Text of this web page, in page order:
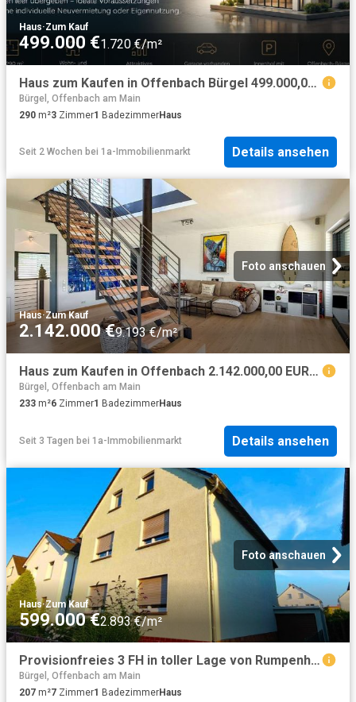
Haus·Zum Kauf
499.000 €1.720 €/m²
Haus zum Kaufen in Offenbach Bürgel 499.000,00 EUR 290 m²
Bürgel, Offenbach am Main
290 m²3 Zimmer1 BadezimmerHaus
Seit 2 Wochen bei 1a-Immobilienmarkt Details ansehen
Foto anschauen
Haus·Zum Kauf
2.142.000 €9.193 €/m²
Haus zum Kaufen in Offenbach 2.142.000,00 EUR 233.56 m²
Bürgel, Offenbach am Main
233 m²6 Zimmer1 BadezimmerHaus
Seit 3 Tagen bei 1a-Immobilienmarkt Details ansehen
Foto anschauen
Haus·Zum Kauf
599.000 €2.893 €/m²
Provisionfreies 3 FH in toller Lage von Rumpenheim
Bürgel, Offenbach am Main
207 m²7 Zimmer1 BadezimmerHaus